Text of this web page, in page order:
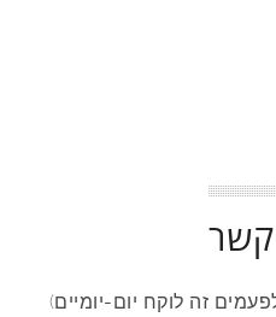
קשר
זה לוקח יום-יומיים)